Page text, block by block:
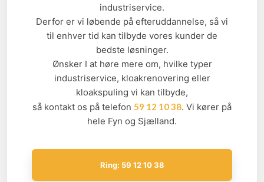
industriservice.
Derfor er vi løbende på efteruddannelse, så vi
til enhver tid kan tilbyde vores kunder de
bedste løsninger.
Ønsker I at høre mere om, hvilke typer
industriservice, kloakrenovering eller
kloakspuling vi kan tilbyde,
så kontakt os på telefon 59 12 10 38. Vi kører på
hele Fyn og Sjælland.
Ring: 59 12 10 38